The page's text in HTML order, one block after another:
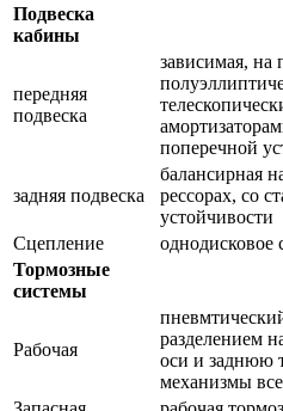
Подвеска
кабины
передняя
подвеска
зависимая, на
поперечной
задняя подвеска
балансирная
рессорах, со
устойчивости
Сцепление
однодисковое
Тормозные
системы
Рабочая
разделением
оси и заднюю
механизмы